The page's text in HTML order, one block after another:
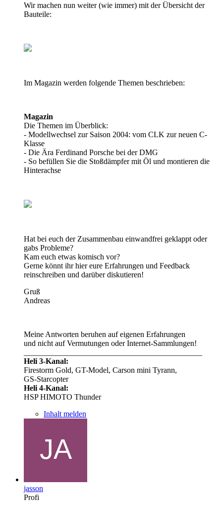
Wir machen nun weiter (wie immer) mit der Übersicht der
Bauteile:
Im Magazin werden folgende Themen beschrieben:
Magazin
Die Themen im Überblick:
- Modellwechsel zur Saison 2004: vom CLK zur neuen C-
Klasse
- Die Ära Ferdinand Porsche bei der DMG
- So befüllen Sie die Stoßdämpfer mit Öl und montieren die
Hinterachse
Hat bei euch der Zusammenbau einwandfrei geklappt oder
gabs Probleme?
Kam euch etwas komisch vor?
Gerne könnt ihr hier eure Erfahrungen und Feedback
reinschreiben und darüber diskutieren!
Gruß
Andreas
Meine Antworten beruhen auf eigenen Erfahrungen
und nicht auf Vermutungen oder Internet-Sammlungen!
Heli 3-Kanal:
Firestorm Gold, GT-Model, Carson mini Tyrann,
GS-Starcopter
Heli 4-Kanal:
HSP HIMOTO Thunder
Inhalt melden
jasson
Profi